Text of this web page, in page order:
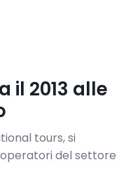
il 2013 alle
tours, si
del settore